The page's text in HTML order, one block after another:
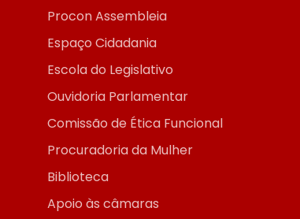
Procon Assembleia
Espaço Cidadania
Escola do Legislativo
Ouvidoria Parlamentar
Comissão de Ética Funcional
Procuradoria da Mulher
Biblioteca
Apoio às câmaras